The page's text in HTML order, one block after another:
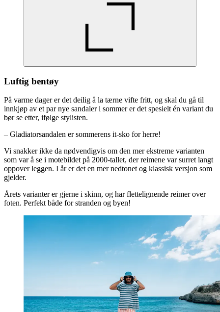
Luftig bentøy
På varme dager er det deilig å la tærne vifte fritt, og skal du gå til
innkjøp av et par nye sandaler i sommer er det spesielt én variant du
bør se etter, ifølge stylisten.
– Gladiatorsandalen er sommerens it-sko for herre!
Vi snakker ikke da nødvendigvis om den mer ekstreme varianten
som var å se i motebildet på 2000-tallet, der reimene var surret langt
oppover leggen. I år er det en mer nedtonet og klassisk versjon som
gjelder.
Årets varianter er gjerne i skinn, og har flettelignende reimer over
foten. Perfekt både for stranden og byen!